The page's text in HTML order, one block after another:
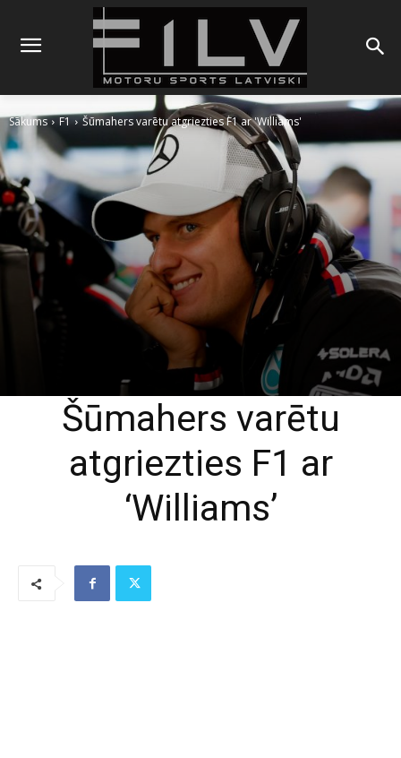
Sākums F1 Šūmahers varētu atgriezties F1 ar 'Williams'
Šūmahers varētu
atgriezties F1 ar
‘Williams’